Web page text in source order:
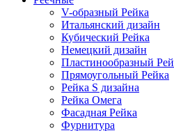
V-образный Рейка
Итальянский дизайн
Кубический Рейка
Немецкий дизайн
Пластинообразный
Прямоугольный Рейка
Рейка S дизайна
Рейка Омега
Фасадная Рейка
Фурнитура